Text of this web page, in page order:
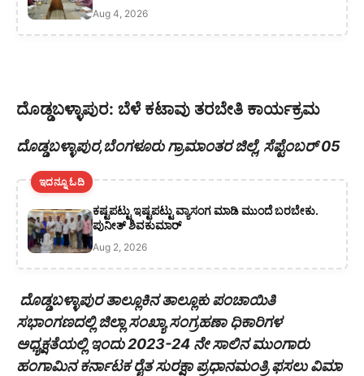
Aug 4, 2026
ದೊಡ್ಡಬಳ್ಳಾಪುರ: ಬೆಳೆ ಕಟಾವು ತರಬೇತಿ ಕಾರ್ಯಕ್ರಮ
ದೊಡ್ಡಬಳ್ಳಾಪುರ,ಬೆಂಗಳೂರು ಗ್ರಾಮಾಂತರ ಜಿಲ್ಲೆ, ಸೆಪ್ಟೆಂಬರ್ 05
ಇದನ್ನೂ ಓದಿ
ಕಷ್ಟಪಟ್ಟು ಇಷ್ಟಪಟ್ಟು ವ್ಯಾಸಂಗ ಮಾಡಿ ಮುಂದೆ ಬರಬೇಕು.
ಪುನೀತ್ ಶಿವಕುಮಾರ್
Aug 2, 2026
ದೊಡ್ಡಬಳ್ಳಾಪುರ ತಾಲ್ಲೂಕಿನ ತಾಲ್ಲೂಕು‌ ಪಂಚಾಯಿತಿ
ಸಭಾಂಗಣದಲ್ಲಿ ಜಿಲ್ಲಾ ಸಂಖ್ಯಾ ಸಂಗ್ರಹಣಾ ಧಿಕಾರಿಗಳ
ಅಧ್ಯಕ್ಷತೆಯಲ್ಲಿ ಇಂದು 2023-24 ನೇ ಸಾಲಿನ ಮುಂಗಾರು
ಹಂಗಾಮಿನ ಕರ್ನಾಟಕ ರೈತ ಸುರಕ್ಷಾ ಪ್ರಧಾನಮಂತ್ರಿ ಫಸಲು ವಿಮಾ